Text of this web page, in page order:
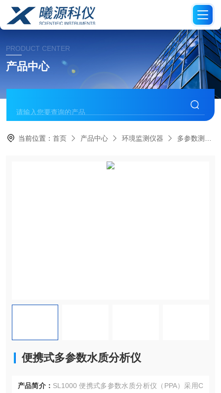
PRODUCT CENTER
产品中心
当前位置：首页 产品中心 环境监测仪器 多参数测定仪
便携式多参数水质分析仪
产品简介： SL1000 便携式多参数水质分析仪（PPA）采用C